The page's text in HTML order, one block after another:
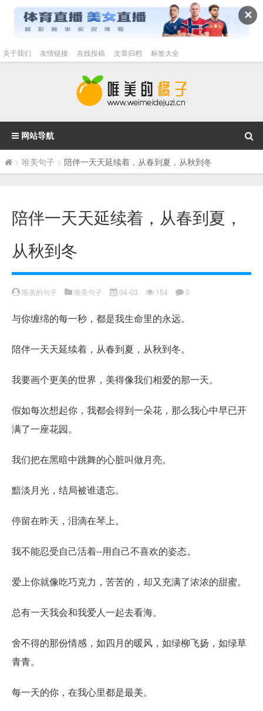
✕
关于我们 友情链接 在线投稿 文章归档 标签大全
网站导航
> 唯美句子 > 陪伴一天天延续着，从春到夏，从秋到冬
陪伴一天天延续着，从春到夏，
从秋到冬
唯美的句子 唯美句子 04-03 154 0
与你缠绵的每一秒，都是我生命里的永远。
陪伴一天天延续着，从春到夏，从秋到冬。
我要画个更美的世界，美得像我们相爱的那一天。
假如每次想起你，我都会得到一朵花，那么我心中早已开
满了一座花园。
我们把在黑暗中跳舞的心脏叫做月亮。
黯淡月光，结局被谁遗忘。
停留在昨天，泪滴在琴上。
我不能忍受自己活着--用自己不喜欢的姿态。
爱上你就像吃巧克力，苦苦的，却又充满了浓浓的甜蜜。
总有一天我会和我爱人一起去看海。
舍不得的那份情感，如四月的暖风，如绿柳飞扬，如绿草
青青。
每一天的你，在我心里都是最美。